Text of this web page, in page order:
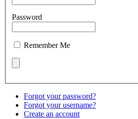
Password
Remember Me
Forgot your password?
Forgot your username?
Create an account